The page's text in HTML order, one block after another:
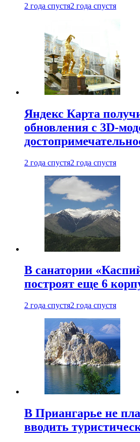
2 года спустя2 года спустя
Яндекс Карта
обновления с 3D-
2 года спустя2 года спустя
В санатории
построят еще 6
2 года спустя2 года спустя
В Приангарье не
вводить